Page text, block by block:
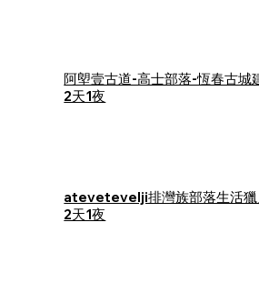
阿塱壹古道-高士部落-恆春古城
2天1夜
atevetevelji排灣族部落生活獵
2天1夜